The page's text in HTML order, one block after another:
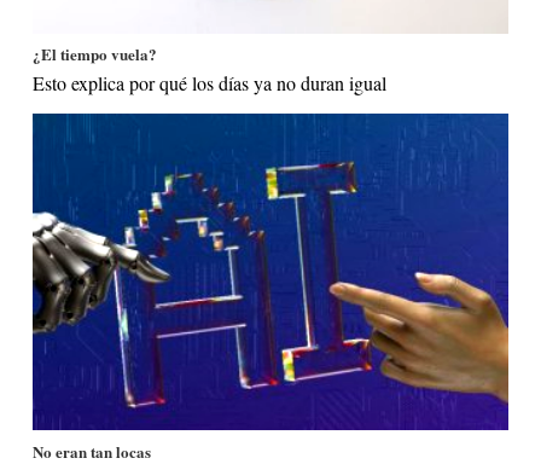
¿El tiempo vuela?
Esto explica por qué los días ya no duran igual
No eran tan locas